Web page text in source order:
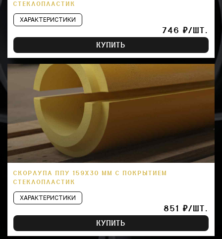
СТЕКЛОПЛАСТИК
ХАРАКТЕРИСТИКИ
746 ₽/ШТ.
КУПИТЬ
СКОРЛУПА ППУ 159Х30 ММ С ПОКРЫТИЕМ
СТЕКЛОПЛАСТИК
ХАРАКТЕРИСТИКИ
851 ₽/ШТ.
КУПИТЬ